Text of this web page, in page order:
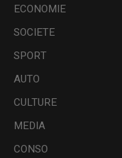
ECONOMIE
SOCIETE
SPORT
AUTO
CULTURE
MEDIA
CONSO